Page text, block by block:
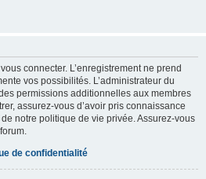
connecter. L’enregistrement ne prend
vos possibilités. L’administrateur du
permissions additionnelles aux membres
assurez-vous d’avoir pris connaissance
notre politique de vie privée. Assurez-vous
de confidentialité